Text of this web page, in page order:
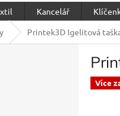
Kancelář
Printek3D Igelitová
Více